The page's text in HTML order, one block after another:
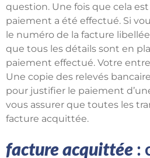
question. Une fois que cela
paiement a été effectué. Si
le numéro de la facture
que tous les détails sont en
paiement effectué. Votre
Une copie des relevés
pour justifier le paiement
vous assurer que toutes les
facture acquittée.
facture acquittée: